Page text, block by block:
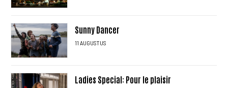
Sunny Dancer
11 AUGUSTUS
Ladies Special: Pour le plaisir